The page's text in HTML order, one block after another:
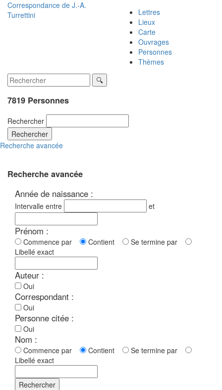
Correspondance de J.-A.
Turrettini
Lettres
Lieux
Carte
Ouvrages
Personnes
Thèmes
7819 Personnes
Rechercher
Rechercher
Recherche avancée
Recherche avancée
Année de naissance :
Intervalle entre et
Prénom :
Commence par Contient
Se termine par
Libellé exact
Auteur :
Oui
Correspondant :
Oui
Personne citée :
Oui
Nom :
Commence par Contient
Se termine par
Libellé exact
Rechercher